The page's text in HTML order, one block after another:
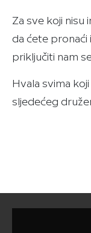
Za sve koji nisu
da ćete pronaći
priključiti nam
Hvala svima
sljedećeg